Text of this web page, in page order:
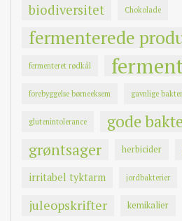
biodiversitet Chokolade
fermenterede
fermenteret rødkål
forebyggelse børneeksem gavnlige
glutenintolerance gode
grøntsager herbicider
irritabel tyktarm jordbakterier
juleopskrifter kemikalier